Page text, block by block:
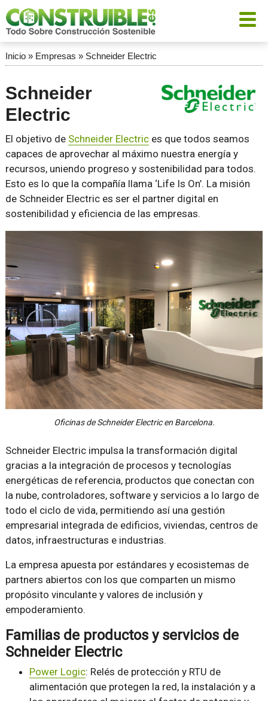
Inicio» Empresas » Schneider Electric
Schneider
Electric
El objetivo de Schneider Electrices que todos seamos
capaces de aprovechar al máximo nuestra energía y
recursos, uniendo progreso y sostenibilidad para todos.
Esto es lo que la compañía llama ‘Life Is On’. La misión
de Schneider Electric es ser el partner digital en
sostenibilidad y eficiencia de las empresas.
Oficinas de Schneider Electric en Barcelona.
Schneider Electric impulsa la transformación digital
gracias a la integración de procesos y tecnologías
energéticas de referencia, productos que conectan con
la nube, controladores, software y servicios a lo largo de
todo el ciclo de vida, permitiendo así una gestión
empresarial integrada de edificios, viviendas, centros de
datos, infraestructuras e industrias.
La empresa apuesta por estándares y ecosistemas de
partners abiertos con los que comparten un mismo
propósito vinculante y valores de inclusión y
empoderamiento.
Familias de productos y servicios de
Schneider Electric
Power Logic: Relés de protección y RTU de
alimentación que protegen la red, la instalación y a